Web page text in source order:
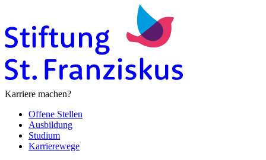
Karriere machen?
Offene Stellen
Ausbildung
Studium
Karrierewege